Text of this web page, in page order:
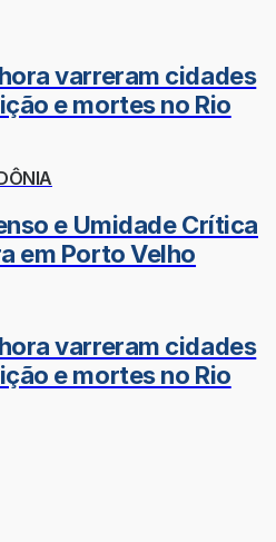
varreram cidades
e mortes no Rio
e Umidade Crítica
em Porto Velho
varreram cidades
e mortes no Rio